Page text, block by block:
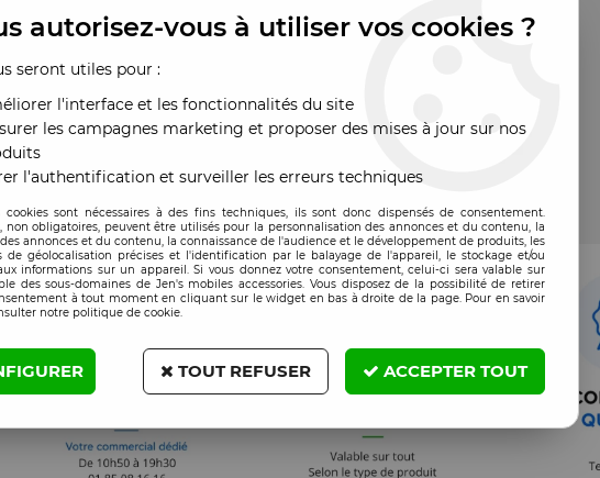
autorisez-vous à utiliser vos cookies ?
seront utiles pour :
l'interface et les fonctionnalités du site
les campagnes marketing et proposer des mises à jour sur nos
l'authentification et surveiller les erreurs techniques
cookies sont nécessaires à des fins techniques, ils sont donc dispensés de consentement.
non obligatoires, peuvent être utilisés pour la personnalisation des annonces et du contenu, la
annonces et du contenu, la connaissance de l'audience et le développement de produits, les
de géolocalisation précises et l'identification par le balayage de l'appareil, le stockage et/ou
informations sur un appareil. Si vous donnez votre consentement, celui-ci sera valable sur
des sous-domaines de Jen's mobiles accessories. Vous disposez de la possibilité de retirer
à tout moment en cliquant sur le widget en bas à droite de la page. Pour en savoir
notre politique de cookie.
TOUT REFUSER ACCEPTER TOUT